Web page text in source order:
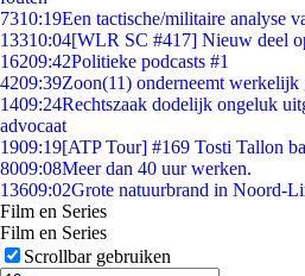
7310:19Een tactische/militaire analyse
13310:04[WLR SC #417] Nieuw deel
16209:42Politieke podcasts #1
4209:39Zoon(11) onderneemt werkelijk
1409:24Rechtszaak dodelijk ongeluk
advocaat
1909:19[ATP Tour] #169 Tosti Tallon
8009:08Meer dan 40 uur werken.
13609:02Grote natuurbrand in Noord-
Film en Series
Film en Series
Scrollbar gebruiken